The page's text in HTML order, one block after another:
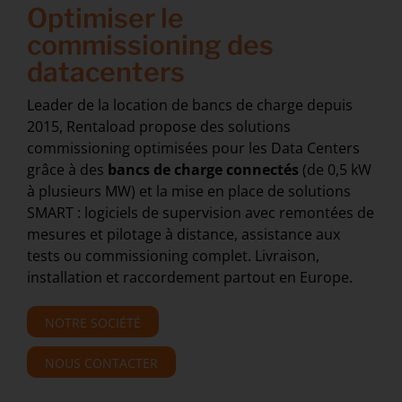
Optimiser le
commissioning des
datacenters
Leader de la location de bancs de charge depuis
2015, Rentaload propose des solutions
commissioning optimisées pour les Data Centers
grâce à des bancs de charge connectés (de 0,5 kW
à plusieurs MW) et la mise en place de solutions
SMART : logiciels de supervision avec remontées de
mesures et pilotage à distance, assistance aux
tests ou commissioning complet. Livraison,
installation et raccordement partout en Europe.
NOTRE SOCIÉTÉ
NOUS CONTACTER